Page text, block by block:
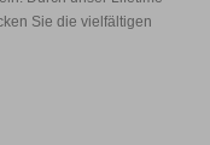
Sie die vielfältigen